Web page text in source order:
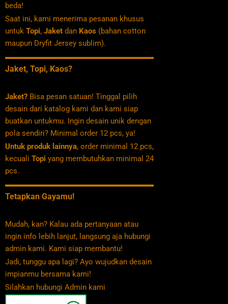
beda!
Saat ini, kami menerima pesanan khusus
untuk Topi, Jaket dan Kaos (bahan cotton
maupun Dryfit Jersey sublim).
Jaket, Topi, Kaos?
Jaket? Bisa pesan satuan! Tinggal pilih
desain dari katalog kami dan kami siap
buatkan untukmu. Ingin desain unik dengan
pola sendiri? Minimal order 12 pcs, ya!
Untuk produk lainnya, order minimal 12 pcs,
kecuali Topi yang membutuhkan minimal 24
pcs.
Tetapkan Gayamu!
Mudah, kan? Kalau ada pertanyaan atau
ingin info lebih lanjut, langsung aja hubungi
admin kami. Kami siap membantu!
Jadi, tunggu apa lagi? Ayo wujudkan desain
impianmu bersama kami!
Silahkan hubungi Admin kami